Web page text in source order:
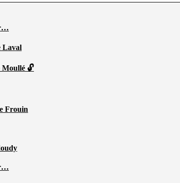
Laval
Moullé 🔓
Frouin